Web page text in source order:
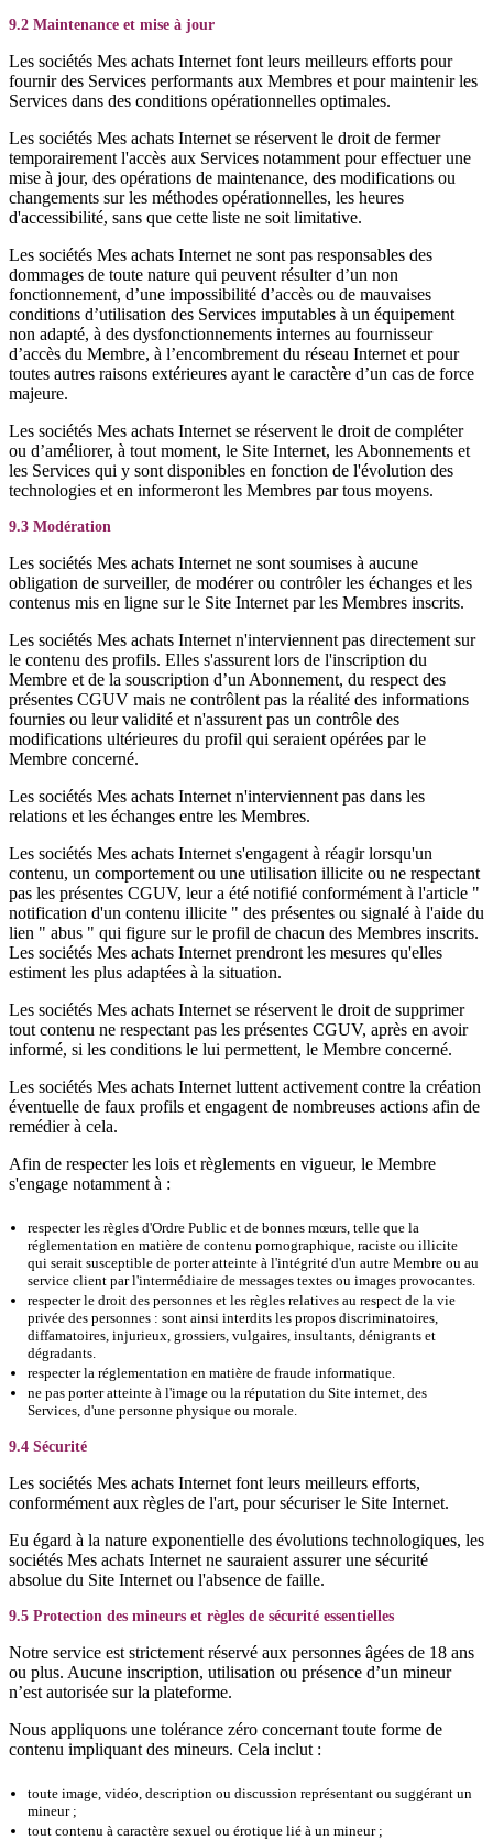
9.2 Maintenance et mise à jour
Les sociétés Mes achats Internet font leurs meilleurs efforts pour
fournir des Services performants aux Membres et pour maintenir les
Services dans des conditions opérationnelles optimales.
Les sociétés Mes achats Internet se réservent le droit de fermer
temporairement l'accès aux Services notamment pour effectuer une
mise à jour, des opérations de maintenance, des modifications ou
changements sur les méthodes opérationnelles, les heures
d'accessibilité, sans que cette liste ne soit limitative.
Les sociétés Mes achats Internet ne sont pas responsables des
dommages de toute nature qui peuvent résulter d’un non
fonctionnement, d’une impossibilité d’accès ou de mauvaises
conditions d’utilisation des Services imputables à un équipement
non adapté, à des dysfonctionnements internes au fournisseur
d’accès du Membre, à l’encombrement du réseau Internet et pour
toutes autres raisons extérieures ayant le caractère d’un cas de force
majeure.
Les sociétés Mes achats Internet se réservent le droit de compléter
ou d’améliorer, à tout moment, le Site Internet, les Abonnements et
les Services qui y sont disponibles en fonction de l'évolution des
technologies et en informeront les Membres par tous moyens.
9.3 Modération
Les sociétés Mes achats Internet ne sont soumises à aucune
obligation de surveiller, de modérer ou contrôler les échanges et les
contenus mis en ligne sur le Site Internet par les Membres inscrits.
Les sociétés Mes achats Internet n'interviennent pas directement sur
le contenu des profils. Elles s'assurent lors de l'inscription du
Membre et de la souscription d’un Abonnement, du respect des
présentes CGUV mais ne contrôlent pas la réalité des informations
fournies ou leur validité et n'assurent pas un contrôle des
modifications ultérieures du profil qui seraient opérées par le
Membre concerné.
Les sociétés Mes achats Internet n'interviennent pas dans les
relations et les échanges entre les Membres.
Les sociétés Mes achats Internet s'engagent à réagir lorsqu'un
contenu, un comportement ou une utilisation illicite ou ne respectant
pas les présentes CGUV, leur a été notifié conformément à l'article "
notification d'un contenu illicite " des présentes ou signalé à l'aide du
lien " abus " qui figure sur le profil de chacun des Membres inscrits.
Les sociétés Mes achats Internet prendront les mesures qu'elles
estiment les plus adaptées à la situation.
Les sociétés Mes achats Internet se réservent le droit de supprimer
tout contenu ne respectant pas les présentes CGUV, après en avoir
informé, si les conditions le lui permettent, le Membre concerné.
Les sociétés Mes achats Internet luttent activement contre la création
éventuelle de faux profils et engagent de nombreuses actions afin de
remédier à cela.
Afin de respecter les lois et règlements en vigueur, le Membre
s'engage notamment à :
respecter les règles d'Ordre Public et de bonnes mœurs, telle que la
réglementation en matière de contenu pornographique, raciste ou illicite
qui serait susceptible de porter atteinte à l'intégrité d'un autre Membre ou au
service client par l'intermédiaire de messages textes ou images provocantes.
respecter le droit des personnes et les règles relatives au respect de la vie
privée des personnes : sont ainsi interdits les propos discriminatoires,
diffamatoires, injurieux, grossiers, vulgaires, insultants, dénigrants et
dégradants.
respecter la réglementation en matière de fraude informatique.
ne pas porter atteinte à l'image ou la réputation du Site internet, des
Services, d'une personne physique ou morale.
9.4 Sécurité
Les sociétés Mes achats Internet font leurs meilleurs efforts,
conformément aux règles de l'art, pour sécuriser le Site Internet.
Eu égard à la nature exponentielle des évolutions technologiques, les
sociétés Mes achats Internet ne sauraient assurer une sécurité
absolue du Site Internet ou l'absence de faille.
9.5 Protection des mineurs et règles de sécurité essentielles
Notre service est strictement réservé aux personnes âgées de 18 ans
ou plus. Aucune inscription, utilisation ou présence d’un mineur
n’est autorisée sur la plateforme.
Nous appliquons une tolérance zéro concernant toute forme de
contenu impliquant des mineurs. Cela inclut :
toute image, vidéo, description ou discussion représentant ou suggérant un
mineur ;
tout contenu à caractère sexuel ou érotique lié à un mineur ;